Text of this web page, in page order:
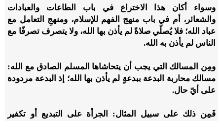
وسواء أكان هذا الاختراع في باب الطاعات والعبادات
والشعائر، أم في باب منهج الفهم للإسلام، ومنهجِ التعامل مع
عباد الله؛ فلا يُصلّي صلاةً لم يأذن بها الله، ولا يتصرف تصرفًا مع
الناس لم يأذن به الله.
ومِن المسالك التي يجب أن يتحاشاها المسلم الصادق مع الله:
مسالك محاربة البدعة ببدعةٍ لم يأذن بها الله؛ إذ البدعة مردودة
على أيّ حال.
فَمِن ذلك على سبيل المثال: الجرأة على التبديع أو تكفير